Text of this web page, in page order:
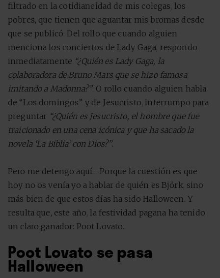
filtrado en la cotidianeidad de mis colegas, los
pobres, que tienen que aguantar mis bromas desde
que se publicó. Del rollo que cuando alguien
menciona los conciertos de Lady Gaga, respondo
inmediatamente “¿Quién es Lady Gaga, la
colaboradora de Bruno Mars que se hizo famosa
imitando a Madonna?”. O rollo cuando alguien habla
de “Los domingos” y de Jesucristo, interrumpo para
preguntar “¿Quién es Jesucristo, el hombre que fue
traicionado en una cena icónica y que ha sacado la
novela ‘La Biblia’ con Dios?”.
Pero me detengo aquí… Porque la cuestión es que
hoy no os venía yo a hablar de quién es Björk, sino
más bien de que estos días ha sido Halloween. Y
resulta que, este año, la festividad pagana ha tenido
un claro ganador: Poot Lovato.
Poot Lovato se pasa
Halloween